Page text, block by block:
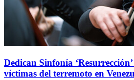
Dedican Sinfonía
víctimas del terremoto en